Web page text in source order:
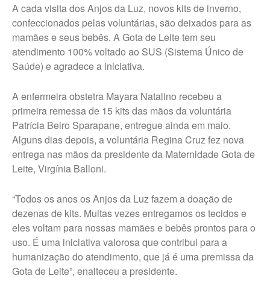
de Leite
Trabalhe Conosco Geral
Trabalhe Conosco Ibirarema
Trabalhe Conosco Marília – ESF
Trabalhe Conosco Oscar
Bressane
Trabalhe Conosco Reginópolis
Sul – SP
Trabalhe Conosco São Pedro
do Turvo – SP
CANAL DE DENÚNCIAS
A cada visita dos Anjos da Luz, novos kits de inverno,
confeccionados pelas voluntárias, são deixados para as
mamães e seus bebês. A Gota de Leite tem seu
atendimento 100% voltado ao SUS (Sistema Único de
Saúde) e agradece a iniciativa.
A enfermeira obstetra Mayara Natalino recebeu a
primeira remessa de 15 kits das mãos da voluntária
Patrícia Beiro Sparapane, entregue ainda em maio.
Alguns dias depois, a voluntária Regina Cruz fez nova
entrega nas mãos da presidente da Maternidade Gota de
Leite, Virgínia Balloni.
“Todos os anos os Anjos da Luz fazem a doação de
dezenas de kits. Muitas vezes entregamos os tecidos e
eles voltam para nossas mamães e bebês prontos para o
uso. É uma iniciativa valorosa que contribui para a
humanização do atendimento, que já é uma premissa da
Gota de Leite”, enalteceu a presidente.